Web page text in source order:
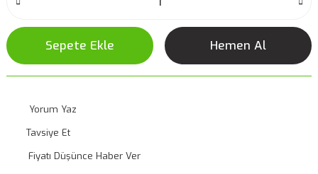
Sepete Ekle Hemen Al
Yorum Yaz
Tavsiye Et
Fiyatı Düşünce Haber Ver